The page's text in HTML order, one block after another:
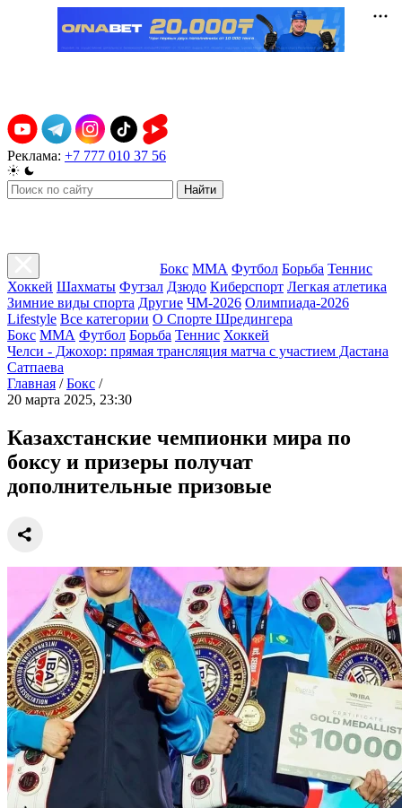
Реклама: +7 777 010 37 56
Найти
Бокс ММА Футбол Борьба Теннис
Хоккей Шахматы Футзал Дзюдо Киберспорт Легкая атлетика
Зимние виды спорта Другие ЧМ-2026 Олимпиада-2026
Lifestyle Все категории О Спорте Шредингера
Бокс ММА Футбол Борьба Теннис Хоккей
Челси - Джохор: прямая трансляция матча с участием Дастана
Сатпаева
Главная / Бокс /
20 марта 2025, 23:30
Казахстанские чемпионки мира по
боксу и призеры получат
дополнительные призовые